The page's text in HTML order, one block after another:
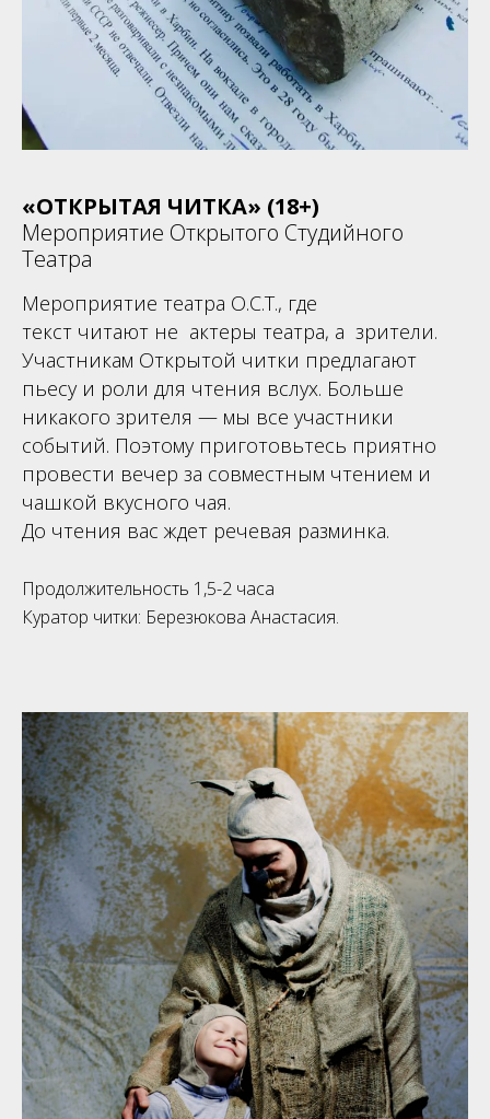
«ОТКРЫТАЯ ЧИТКА» (18+)
Мероприятие Открытого Студийного
Театра
Мероприятие театра О.С.Т., где
текст читают не актеры театра, а зрители.
Участникам Открытой читки предлагают
пьесу и роли для чтения вслух. Больше
никакого зрителя — мы все участники
событий. Поэтому приготовьтесь приятно
провести вечер за совместным чтением и
чашкой вкусного чая.
До чтения вас ждет речевая разминка.
Продолжительность 1,5-2 часа
Куратор читки: Березюкова Анастасия.